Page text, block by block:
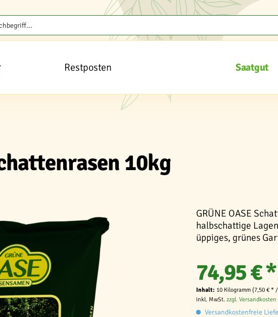
Restposten Saatgut
10kg
GRÜNE OASE
halbschattige
üppiges, grünes
74,95 € *
Inhalt: 10 Kilogramm (7,50 € *
inkl. MwSt. zzgl. Versandkosten
Versandkostenfreie